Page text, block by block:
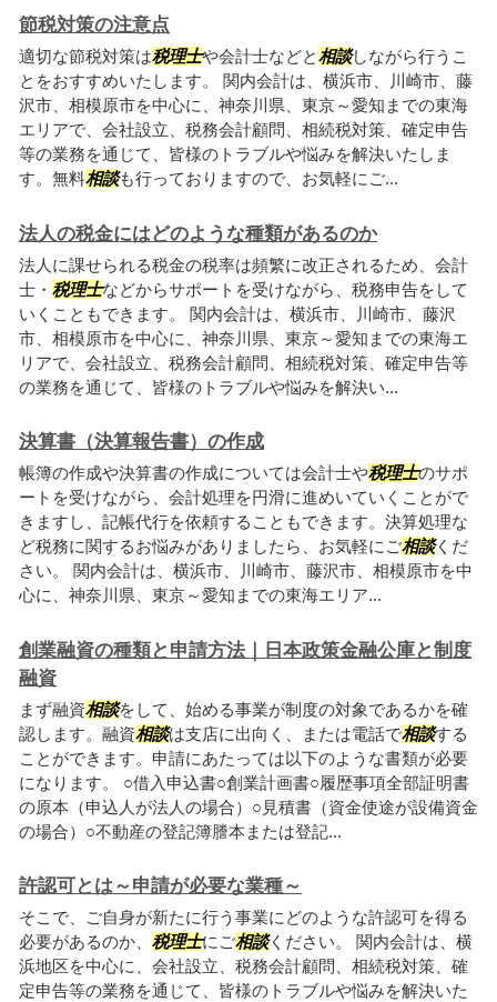
節税対策の注意点
適切な節税対策は税理士や会計士などと相談しながら行うこ
とをおすすめいたします。 関内会計は、横浜市、川崎市、藤
沢市、相模原市を中心に、神奈川県、東京～愛知までの東海
エリアで、会社設立、税務会計顧問、相続税対策、確定申告
等の業務を通じて、皆様のトラブルや悩みを解決いたしま
す。無料相談も行っておりますので、お気軽にご...
法人の税金にはどのような種類があるのか
法人に課せられる税金の税率は頻繁に改正されるため、会計
士・ 税理士などからサポートを受けながら、税務申告をして
いくこともできます。 関内会計は、横浜市、川崎市、藤沢
市、相模原市を中心に、神奈川県、東京～愛知までの東海エ
リアで、会社設立、税務会計顧問、相続税対策、確定申告等
の業務を通じて、皆様のトラブルや悩みを解決い...
決算書（決算報告書）の作成
帳簿の作成や決算書の作成については会計士や税理士のサポ
ートを受けながら、会計処理を円滑に進めいていくことがで
きますし、記帳代行を依頼することもできます。決算処理な
ど税務に関するお悩みがありましたら、お気軽にご相談くだ
さい。 関内会計は、横浜市、川崎市、藤沢市、相模原市を中
心に、神奈川県、東京～愛知までの東海エリア...
創業融資の種類と申請方法｜日本政策金融公庫と制度
融資
まず融資相談をして、始める事業が制度の対象であるかを確
認します。融資相談は支店に出向く、または電話で相談する
ことができます。申請にあたっては以下のような書類が必要
になります。 ○借入申込書○創業計画書○履歴事項全部証明書
の原本（申込人が法人の場合）○見積書（資金使途が設備資金
の場合）○不動産の登記簿謄本または登記...
許認可とは～申請が必要な業種～
そこで、ご自身が新たに行う事業にどのような許認可を得る
必要があるのか、 税理士にご相談ください。 関内会計は、横
浜地区を中心に、会社設立、税務会計顧問、相続税対策、確
定申告等の業務を通じて、皆様のトラブルや悩みを解決いた